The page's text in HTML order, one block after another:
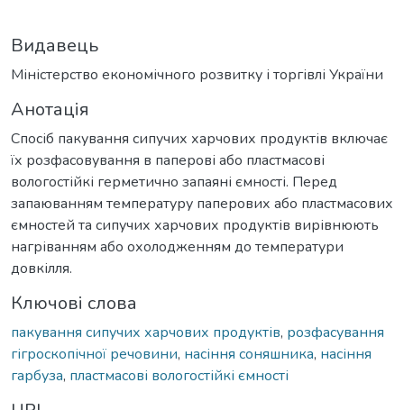
Видавець
Міністерство економічного розвитку і торгівлі України
Анотація
Спосіб пакування сипучих харчових продуктів включає
їх розфасовування в паперові або пластмасові
вологостійкі герметично запаяні ємності. Перед
запаюванням температуру паперових або пластмасових
ємностей та сипучих харчових продуктів вирівнюють
нагріванням або охолодженням до температури
довкілля.
Ключові слова
пакування сипучих харчових продуктів, розфасування
гігроскопічної речовини, насіння соняшника, насіння
гарбуза, пластмасові вологостійкі ємності